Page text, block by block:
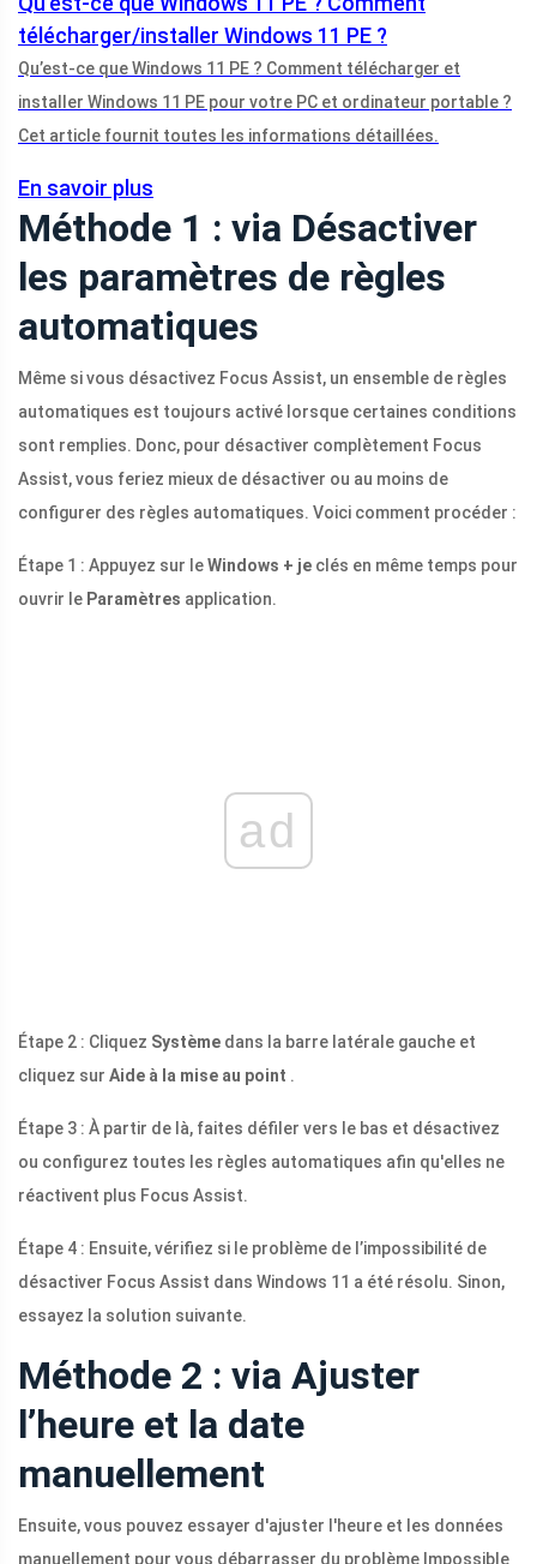
télécharger/installer Windows 11 PE ?
Qu’est-ce que Windows 11 PE ? Comment télécharger et
installer Windows 11 PE pour votre PC et ordinateur portable ?
Cet article fournit toutes les informations détaillées.
En savoir plus
Méthode 1 : via Désactiver
les paramètres de règles
automatiques
Même si vous désactivez Focus Assist, un ensemble de règles
automatiques est toujours activé lorsque certaines conditions
sont remplies. Donc, pour désactiver complètement Focus
Assist, vous feriez mieux de désactiver ou au moins de
configurer des règles automatiques. Voici comment procéder :
Étape 1 : Appuyez sur leWindows + je clés en même temps pour
ouvrir le Paramètres application.
ad
Étape 2 : Cliquez Système dans la barre latérale gauche et
cliquez sur Aide à la mise au point .
Étape 3 : À partir de là, faites défiler vers le bas et désactivez
ou configurez toutes les règles automatiques afin qu'elles ne
réactivent plus Focus Assist.
Étape 4 : Ensuite, vérifiez si le problème de l’impossibilité de
désactiver Focus Assist dans Windows 11 a été résolu. Sinon,
essayez la solution suivante.
Méthode 2 : via Ajuster
l’heure et la date
manuellement
Ensuite, vous pouvez essayer d'ajuster l'heure et les données
manuellement pour vous débarrasser du problème Impossible